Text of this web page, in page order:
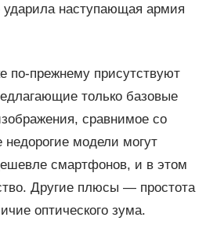
ударила наступающая армия
по-прежнему присутствуют
только базовые
сравнимое со
модели могут
смартфонов, и в этом
Другие плюсы — простота
оптического зума.